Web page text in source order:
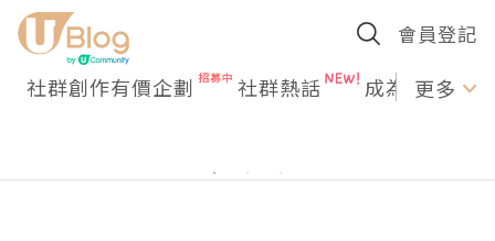
會員登記
社群創作有價企劃 社群熱話 成為U更多